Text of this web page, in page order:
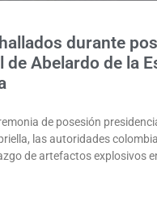
durante
de Abelardo de la
de posesión
las autoridades
de artefactos explosivos